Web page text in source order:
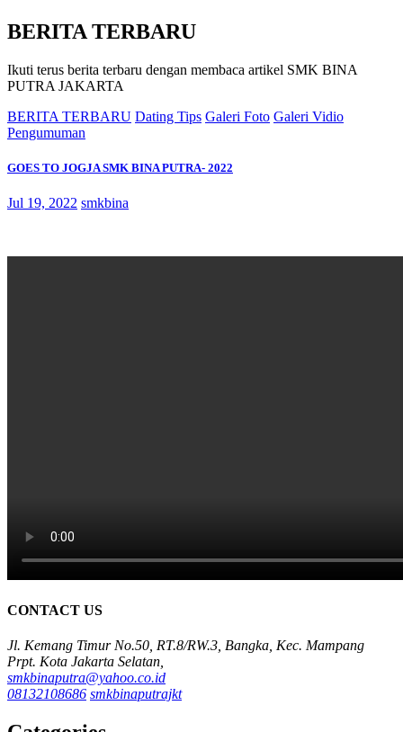
BERITA TERBARU
Ikuti terus berita terbaru dengan membaca artikel SMK BINA
PUTRA JAKARTA
BERITA TERBARU Dating Tips Galeri Foto Galeri Vidio
Pengumuman
GOES TO JOGJA SMK BINA PUTRA- 2022
Jul 19, 2022 smkbina
CONTACT US
Jl. Kemang Timur No.50, RT.8/RW.3, Bangka, Kec. Mampang
Prpt. Kota Jakarta Selatan,
smkbinaputra@yahoo.co.id
08132108686 smkbinaputrajkt